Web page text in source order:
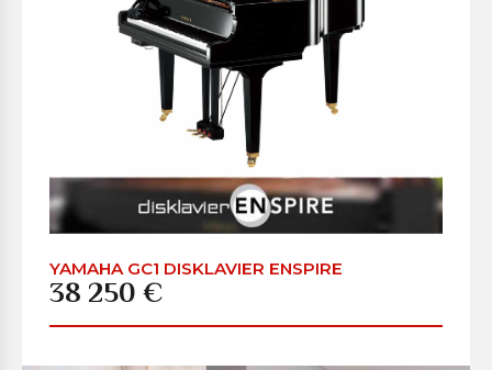
YAMAHA GC1 DISKLAVIER ENSPIRE
38 250 €